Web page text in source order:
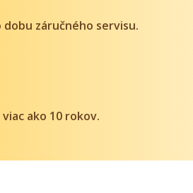
záručného servisu.
ako 10 rokov.